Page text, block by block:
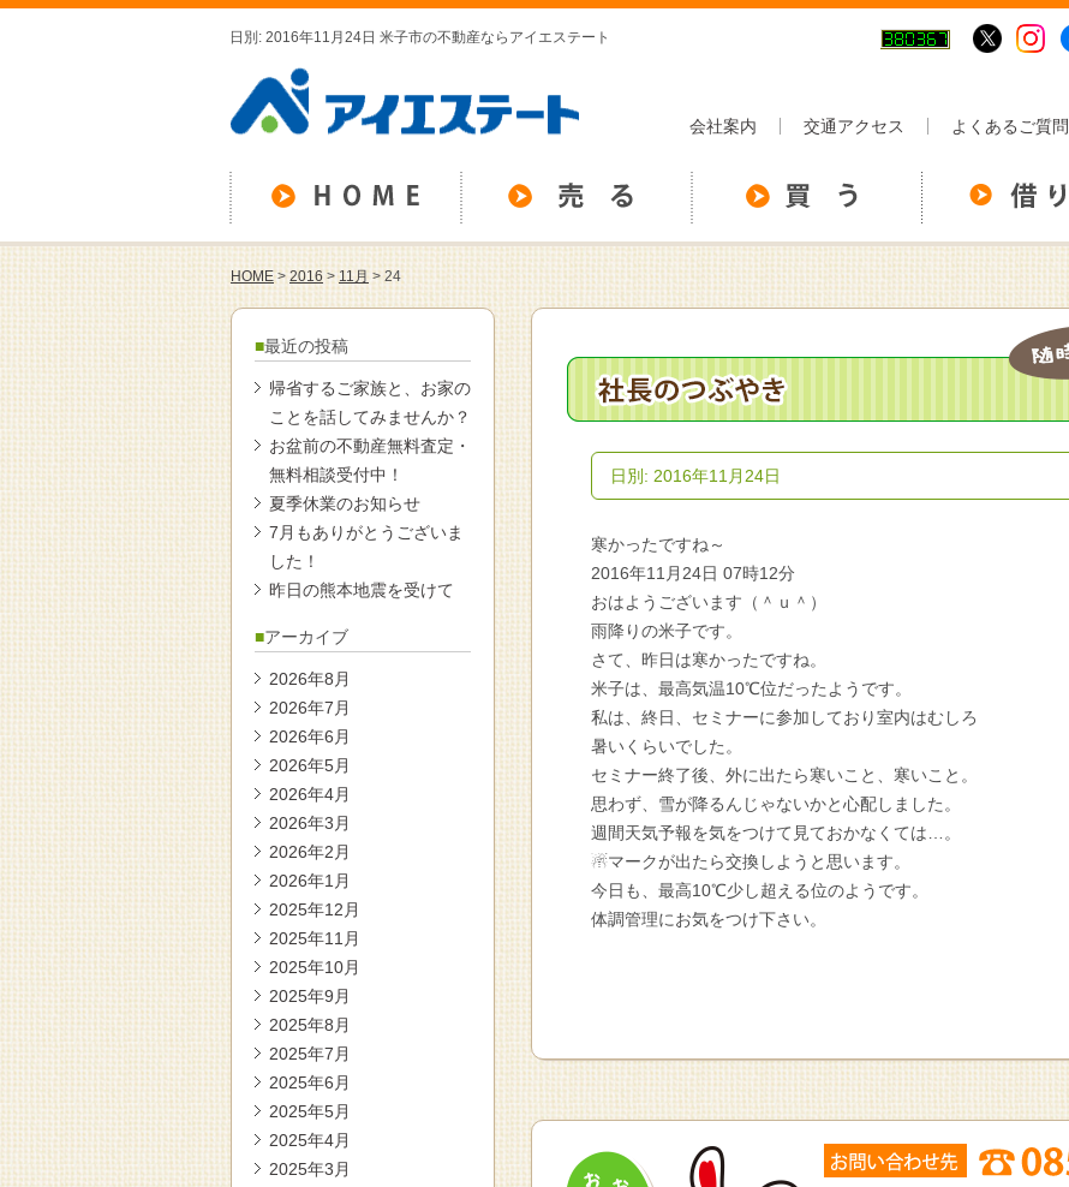
日別: 2016年11月24日 米子市の不動産ならアイエステート
会社案内 交通アクセス よくあるご質問
HOME>2016 >11月 > 24
日別: 2016年11月24日
寒かったですね～
2016年11月24日 07時12分
おはようございます（＾ｕ＾）
雨降りの米子です。
さて、昨日は寒かったですね。
米子は、最高気温10℃位だったようです。
私は、終日、セミナーに参加しており室内はむしろ
暑いくらいでした。
セミナー終了後、外に出たら寒いこと、寒いこと。
思わず、雪が降るんじゃないかと心配しました。
週間天気予報を気をつけて見ておかなくては…。
☃マークが出たら交換しようと思います。
今日も、最高10℃少し超える位のようです。
体調管理にお気をつけ下さい。
最近の投稿
帰省するご家族と、お家の
ことを話してみませんか？
お盆前の不動産無料査定・
無料相談受付中！
夏季休業のお知らせ
7月もありがとうございま
した！
昨日の熊本地震を受けて
アーカイブ
2026年8月
2026年7月
2026年6月
2026年5月
2026年4月
2026年3月
2026年2月
2026年1月
2025年12月
2025年11月
2025年10月
2025年9月
2025年8月
2025年7月
2025年6月
2025年5月
2025年4月
2025年3月